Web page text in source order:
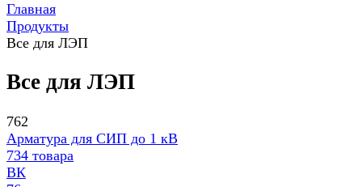
Главная
Продукты
Все для ЛЭП
Все для ЛЭП
762
Арматура для СИП до 1 кВ
734 товара
ВК